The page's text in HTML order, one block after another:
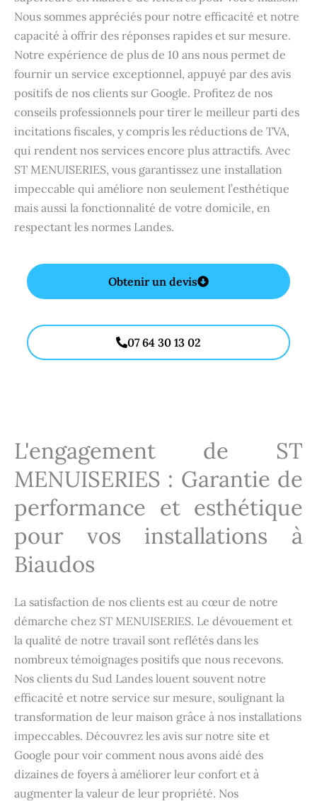
Nous sommes appréciés pour notre efficacité et notre
capacité à offrir des réponses rapides et sur mesure.
Notre expérience de plus de 10 ans nous permet de
fournir un service exceptionnel, appuyé par des avis
positifs de nos clients sur Google. Profitez de nos
conseils professionnels pour tirer le meilleur parti des
incitations fiscales, y compris les réductions de TVA,
qui rendent nos services encore plus attractifs. Avec
ST MENUISERIES, vous garantissez une installation
impeccable qui améliore non seulement l’esthétique
mais aussi la fonctionnalité de votre domicile, en
respectant les normes Landes.
Obtenir un devis
07 64 30 13 02
L'engagement de ST
MENUISERIES : Garantie de
performance et esthétique
pour vos installations à
Biaudos
La satisfaction de nos clients est au cœur de notre
démarche chez ST MENUISERIES. Le dévouement et
la qualité de notre travail sont reflétés dans les
nombreux témoignages positifs que nous recevons.
Nos clients du Sud Landes louent souvent notre
efficacité et notre service sur mesure, soulignant la
transformation de leur maison grâce à nos installations
impeccables. Découvrez les avis sur notre site et
Google pour voir comment nous avons aidé des
dizaines de foyers à améliorer leur confort et à
augmenter la valeur de leur propriété. Nos